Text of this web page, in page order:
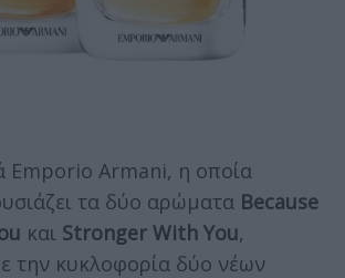
Emporio Armani, η οποία
τα δύο αρώματα Because
και Stronger With You,
την κυκλοφορία δύο νέων